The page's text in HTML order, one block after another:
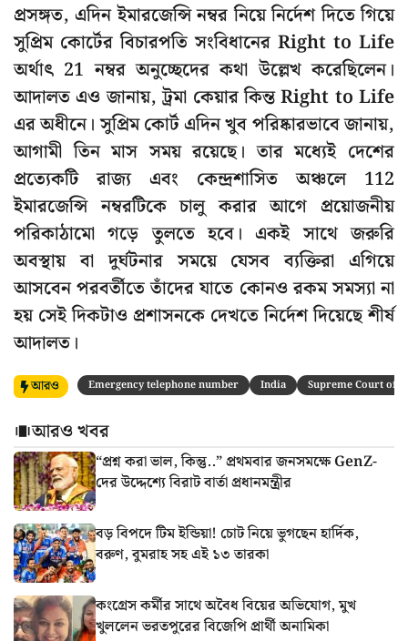
প্রসঙ্গত, এদিন ইমারজেন্সি নম্বর নিয়ে নির্দেশ দিতে গিয়ে
সুপ্রিম কোর্টের বিচারপতি সংবিধানের Right to Life
অর্থাৎ 21 নম্বর অনুচ্ছেদের কথা উল্লেখ করেছিলেন।
আদালত এও জানায়, ট্রমা কেয়ার কিন্ত Right to Life
এর অধীনে। সুপ্রিম কোর্ট এদিন খুব পরিষ্কারভাবে জানায়,
আগামী তিন মাস সময় রয়েছে। তার মধ্যেই দেশের
প্রত্যেকটি রাজ্য এবং কেন্দ্রশাসিত অঞ্চলে 112
ইমারজেন্সি নম্বরটিকে চালু করার আগে প্রয়োজনীয়
পরিকাঠামো গড়ে তুলতে হবে। একই সাথে জরুরি
অবস্থায় বা দুর্ঘটনার সময়ে যেসব ব্যক্তিরা এগিয়ে
আসবেন পরবর্তীতে তাঁদের যাতে কোনও রকম সমস্যা না
হয় সেই দিকটাও প্রশাসনকে দেখতে নির্দেশ দিয়েছে শীর্ষ
আদালত।
আরও Emergency telephone number India Supreme Court of
আরও খবর
“প্রশ্ন করা ভাল, কিন্তু..” প্রথমবার জনসমক্ষে GenZ-
দের উদ্দেশ্যে বিরাট বার্তা প্রধানমন্ত্রীর
বড় বিপদে টিম ইন্ডিয়া! চোট নিয়ে ভুগছেন হার্দিক,
বরুণ, বুমরাহ সহ এই ১৩ তারকা
কংগ্রেস কর্মীর সাথে অবৈধ বিয়ের অভিযোগ, মুখ
খুললেন ভরতপুরের বিজেপি প্রার্থী অনামিকা